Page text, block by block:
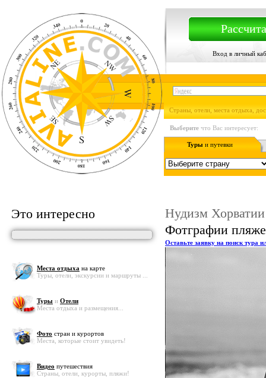
Вход в личный
Страны, отели, места отдыха,
Выберите что Вас интересует:
Туры и путевки
Это интересно
Места отдыха на карте
Туры, отели, экскурсии и маршруты ...
Туры и Отели
Места отдыха и размещения...
Фото стран и курортов
Места, которые стоит увидеть!
Видео путешествия
Страны, отели, курорты, пляжи!
Нудизм Хорватии
Фотграфии
Оставьте заявку на поиск тура